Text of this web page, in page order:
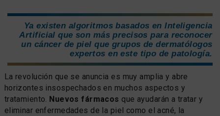
Ya existen algoritmos basados en Inteligencia
Artificial que son más precisos para reconocer
un cáncer de piel que grupos de dermatólogos
expertos en este tipo de patología.
La revolución que se anuncia es muy amplia y abre
horizontes insospechados en muchos aspectos y
tratamiento. Nuevos fármacos que ayudarán a tratar y
eliminar enfermedades de la piel como el acné, la